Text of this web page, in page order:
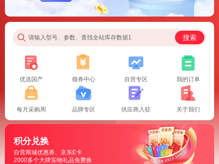
请输入型号、参数、查找全站库存数据1 搜索
优选国产 领券中心 自营专区 我的订单
每月采购周 品牌专区 供应商入驻 关于我们
积分兑换
自营商城优惠券、京东E卡
2000多个大牌实物礼品免费换